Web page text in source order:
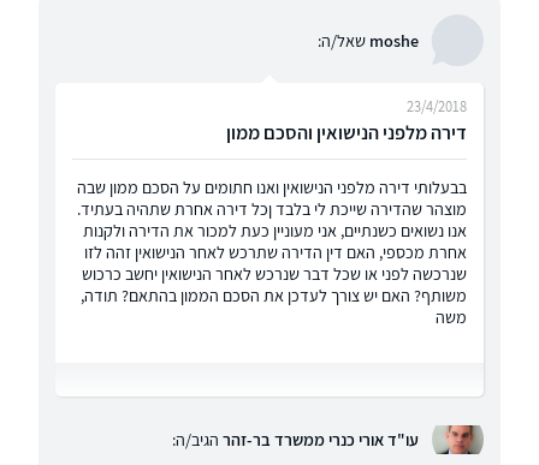
moshe שאל/ה:
דירה מלפני הנישואין והסכם ממון
23/4/2018
בבעלותי דירה מלפני הנישואין ואנו חתומים על הסכם ממון שבה
מוצהר שהדירה שייכת לי בלבד ןכל דירה אחרת שתהיה בעתיד.
אנו נשואים כשנתיים, אני מעוניין כעת למכור את הדירה ולקנות
אחרת מכספי, האם דין הדירה שתרכש לאחר הנישואין זהה לזו
שנרכשה לפני או שכל דבר שנרכש לאחר הנישואין יחשב כרכוש
משותף? האם יש צורך לעדכן את הסכם הממון בהתאם? תודה,
משה
עו"ד אורי כנרי ממשרד בר-זהר הגיב/ה: